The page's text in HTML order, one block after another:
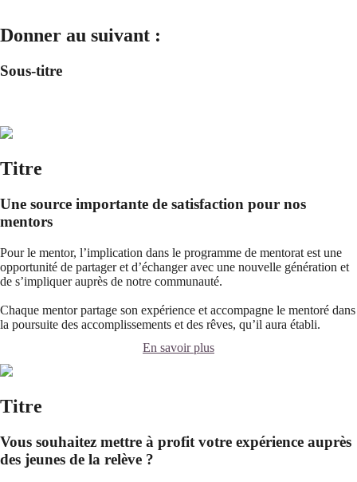
Donner au suivant :
Sous-titre
Titre
Une source importante de satisfaction pour nos
mentors
Pour le mentor, l’implication dans le programme de mentorat est une
opportunité de partager et d’échanger avec une nouvelle génération et
de s’impliquer auprès de notre communauté.
Chaque mentor partage son expérience et accompagne le mentoré dans
la poursuite des accomplissements et des rêves, qu’il aura établi.
En savoir plus
Titre
Vous souhaitez mettre à profit votre expérience auprès
des jeunes de la relève ?